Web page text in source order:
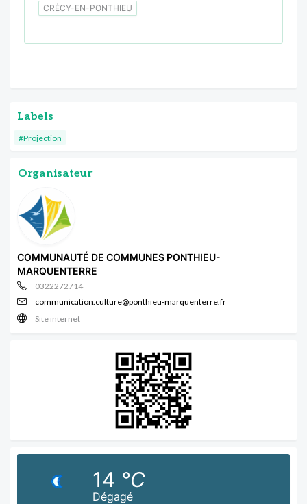
CRÉCY-EN-PONTHIEU
Labels
#Projection
Organisateur
COMMUNAUTÉ DE COMMUNES PONTHIEU-
MARQUENTERRE
0322272714
communication.culture@ponthieu-marquenterre.fr
Site internet
Dégagé
14 °C